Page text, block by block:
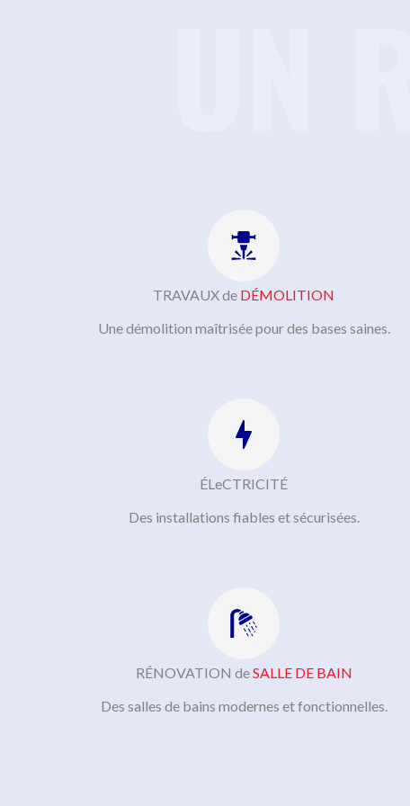
TRAVAUX de DÉMOLITION
Une démolition maîtrisée pour des bases saines.
ÉLeCTRICITÉ
Des installations fiables et sécurisées.
RÉNOVATION deSALLE DE BAIN
Des salles de bains modernes et fonctionnelles.